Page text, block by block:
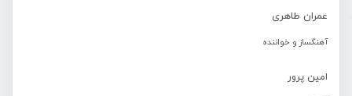
عمران طاهری
آهنگساز و خواننده
امین پرور